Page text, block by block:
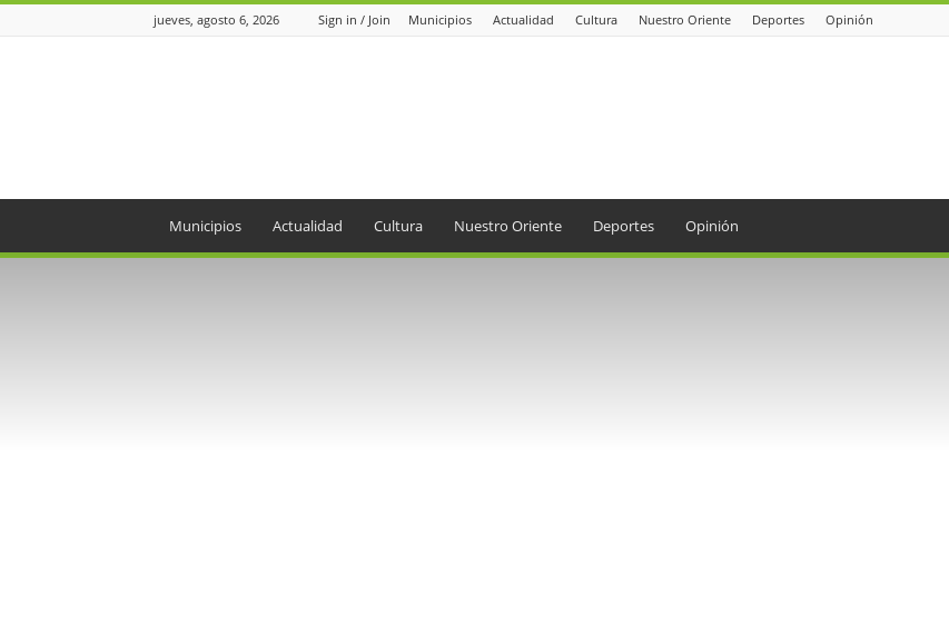
jueves, agosto 6, 2026 Sign in / Join Municipios Actualidad Cultura Nuestro Oriente Deportes Opinión
Municipios Actualidad Cultura Nuestro Oriente Deportes Opinión